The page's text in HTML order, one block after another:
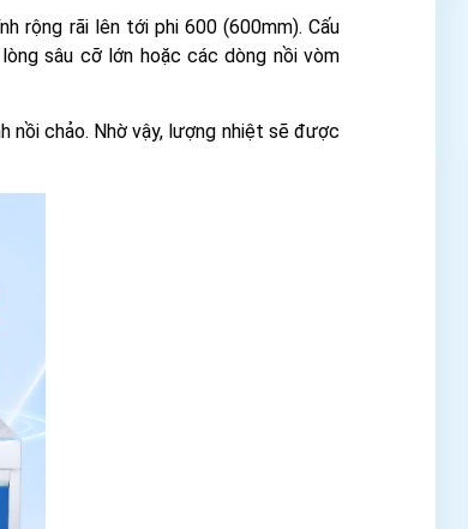
rộng rãi lên tới phi 600 (600mm). Cấu
sâu cỡ lớn hoặc các dòng nồi vòm
nồi chảo. Nhờ vậy, lượng nhiệt sẽ được